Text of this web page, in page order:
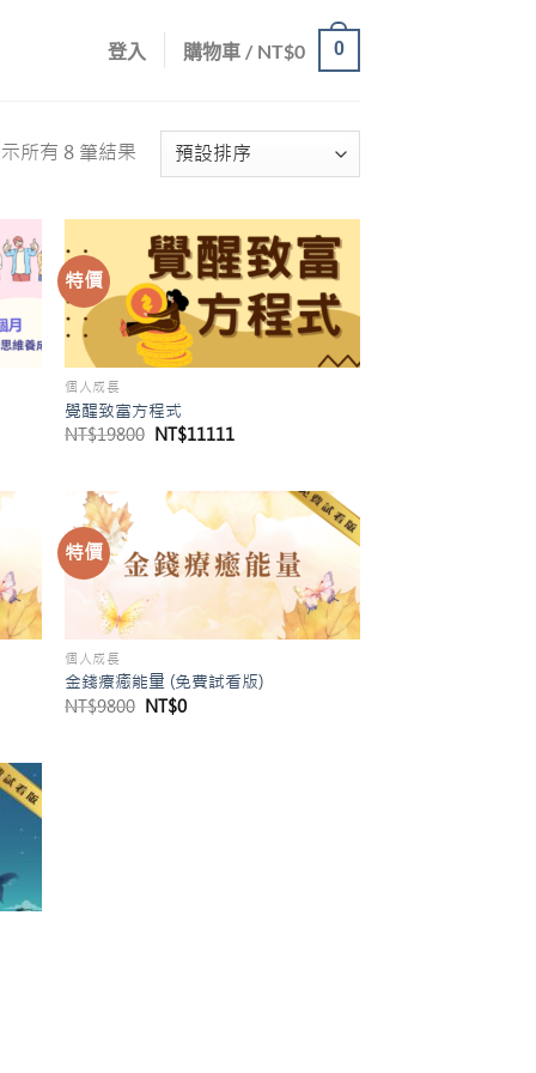
登入 購物車 / NT$0 0
所有 8 筆結果
特價
個人成長
覺醒致富方程式
NT$19800 原
NT$19800。
NT$11111目
NT$11111。
特價
個人成長
金錢療癒能量 (免費試看版)
NT$9800 原
NT$0目